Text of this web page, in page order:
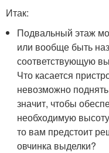
Итак:
Подвальный этаж
или вообще быть
соответствующую
Что касается
невозможно
значит, чтобы
необходимую
то вам предстоит
овчинка выделки?